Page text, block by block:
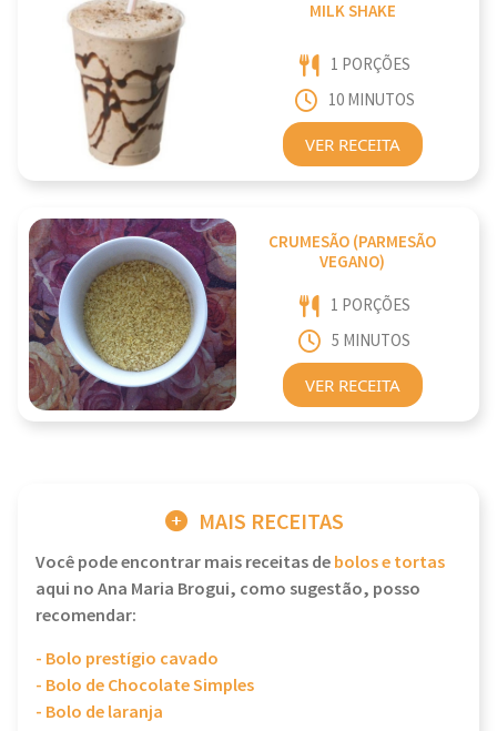
MILK SHAKE
1 PORÇÕES
10 MINUTOS
VER RECEITA
CRUMESÃO (PARMESÃO
VEGANO)
1 PORÇÕES
5 MINUTOS
VER RECEITA
MAIS RECEITAS
Você pode encontrar mais receitas debolos e tortas
aqui no Ana Maria Brogui, como sugestão, posso
recomendar:
- Bolo prestígio cavado
- Bolo de Chocolate Simples
- Bolo de laranja